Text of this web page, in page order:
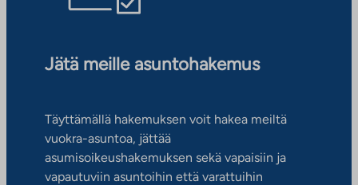
Jätä meille asuntohakemus
Täyttämällä hakemuksen voit hakea meiltä
vuokra-asuntoa, jättää
asumisoikeushakemuksen sekä vapaisiin ja
vapautuviin asuntoihin että varattuihin